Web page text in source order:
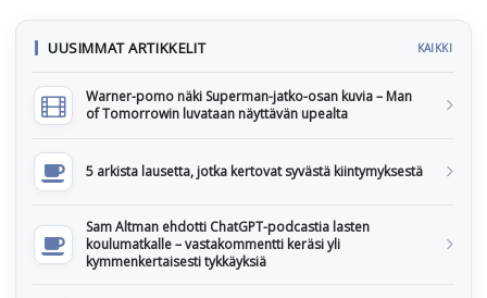
UUSIMMAT ARTIKKELIT KAIKKI
Warner-pomo näki Superman-jatko-osan kuvia – Man
of Tomorrowin luvataan näyttävän upealta
5 arkista lausetta, jotka kertovat syvästä kiintymyksestä
Sam Altman ehdotti ChatGPT-podcastia lasten
koulumatkalle – vastakommentti keräsi yli
kymmenkertaisesti tykkäyksiä